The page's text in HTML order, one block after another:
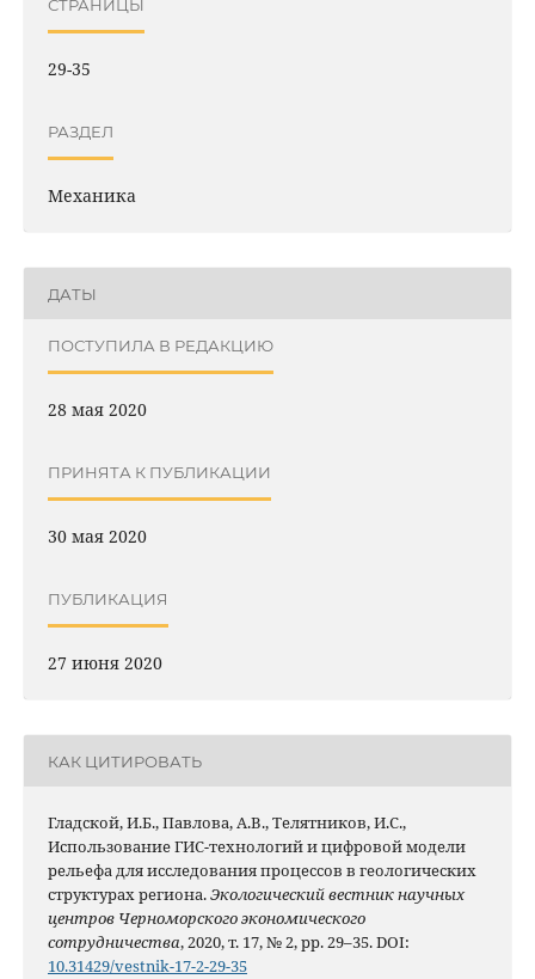
СТРАНИЦЫ
29-35
РАЗДЕЛ
Механика
ДАТЫ
ПОСТУПИЛА В РЕДАКЦИЮ
28 мая 2020
ПРИНЯТА К ПУБЛИКАЦИИ
30 мая 2020
ПУБЛИКАЦИЯ
27 июня 2020
КАК ЦИТИРОВАТЬ
Гладской, И.Б., Павлова, А.В., Телятников, И.С.,
Использование ГИС-технологий и цифровой модели
рельефа для исследования процессов в геологических
структурах региона.Экологический вестник научных
центров Черноморского экономического
сотрудничества, 2020, т. 17, № 2, pp. 29–35. DOI:
10.31429/vestnik-17-2-29-35